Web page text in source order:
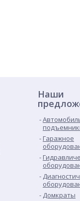
Наши
Гаражное
Домкраты